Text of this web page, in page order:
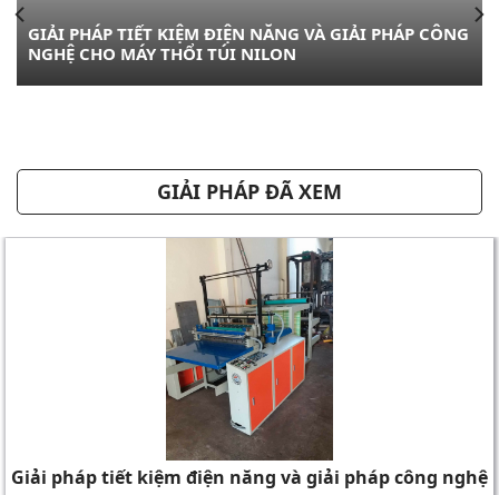
GIẢI PHÁP TIẾT KIỆM ĐIỆN NĂNG VÀ GIẢI PHÁP CÔNG
NGHỆ CHO MÁY THỔI TÚI NILON
GIẢI PHÁP ĐÃ XEM
Giải pháp tiết kiệm điện năng và giải pháp công nghệ